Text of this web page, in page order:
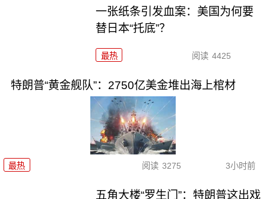
一张纸条引发血案：美国为何要
替日本“托底”？
最热 阅读 4425
特朗普“黄金舰队”：2750亿美金堆出海上棺材
最热 阅读 3275 3小时前
五角大楼“罗生门”：特朗普这出戏